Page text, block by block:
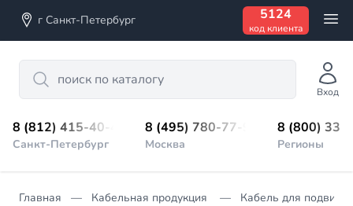
г Санкт-Петербург 5124
код клиента
Search
Вход
8 (812) 415-40-45
Санкт-Петербург
8 (495) 780-77-98
Москва
8 (800)
Регионы
Главная Кабельная продукция Кабель для